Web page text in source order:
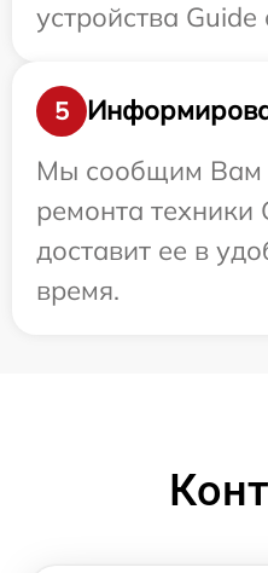
устройства
5
Мы сообщим Вам
ремонта техники
доставит ее в
время.